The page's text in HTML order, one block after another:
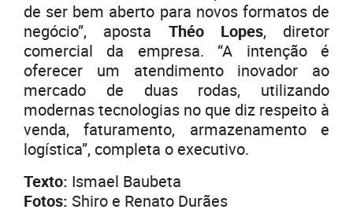
de ser bem aberto para novos formatos de
negócio”, aposta Théo Lopes, diretor
comercial da empresa. “A intenção é
oferecer um atendimento inovador ao
mercado de duas rodas, utilizando
modernas tecnologias no que diz respeito à
venda, faturamento, armazenamento e
logística”, completa o executivo.
Texto: Ismael Baubeta
Fotos: Shiro e Renato Durães